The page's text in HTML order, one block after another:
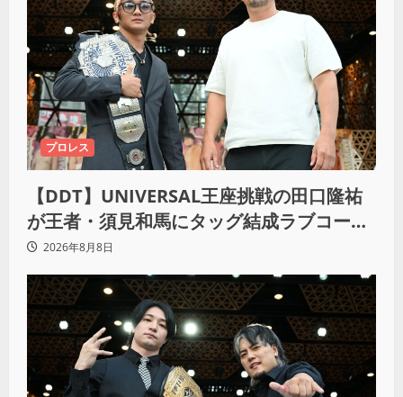
プロレス
【DDT】UNIVERSAL王座挑戦の田口隆祐
が王者・須見和馬にタッグ結成ラブコー
ル！「この試合が終わった後は、丸刈りブ
ラザーズで一緒にやっていただければ」
2026年8月8日